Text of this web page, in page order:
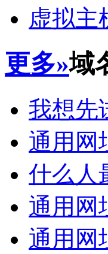
虚拟主
更多»域
我想先
通用网
什么人
通用网
通用网